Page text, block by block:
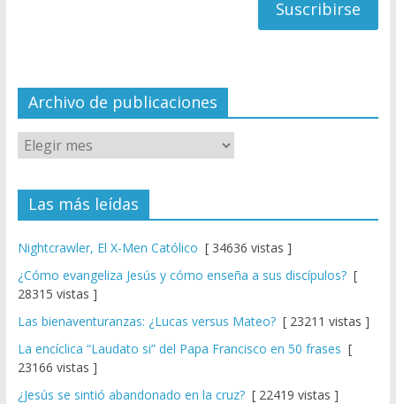
el
Archivo de publicaciones
Las más leídas
Nightcrawler, El X-Men Católico [ 34636 vistas ]
¿Cómo evangeliza Jesús y cómo enseña a sus discípulos?[
28315 vistas ]
Las bienaventuranzas: ¿Lucas versus Mateo?[ 23211 vistas ]
La encíclica “Laudato si” del Papa Francisco en 50 frases [
23166 vistas ]
¿Jesús se sintió abandonado en la cruz?[ 22419 vistas ]